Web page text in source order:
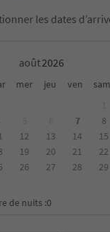
les dates
août
mer jeu ven sam
7 8
12 13 14 15
19 20 21 22
26 27 28 29
de nuits :0
à